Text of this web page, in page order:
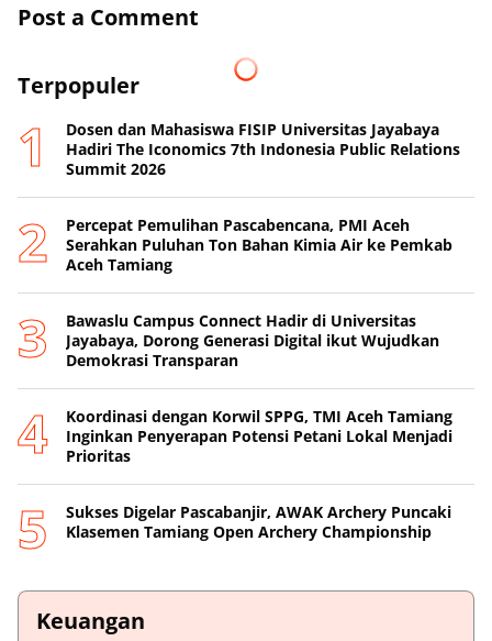
Post a Comment
Terpopuler
Dosen dan Mahasiswa FISIP Universitas Jayabaya
Hadiri The Iconomics 7th Indonesia Public Relations
Summit 2026
Percepat Pemulihan Pascabencana, PMI Aceh
Serahkan Puluhan Ton Bahan Kimia Air ke Pemkab
Aceh Tamiang
Bawaslu Campus Connect Hadir di Universitas
Jayabaya, Dorong Generasi Digital ikut Wujudkan
Demokrasi Transparan
Koordinasi dengan Korwil SPPG, TMI Aceh Tamiang
Inginkan Penyerapan Potensi Petani Lokal Menjadi
Prioritas
Sukses Digelar Pascabanjir, AWAK Archery Puncaki
Klasemen Tamiang Open Archery Championship
Keuangan